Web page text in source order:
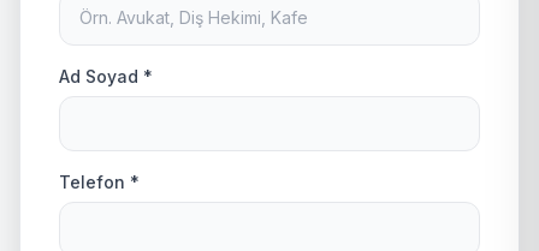
Ad Soyad *
Telefon *